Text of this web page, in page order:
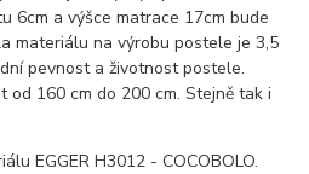
6cm a výšce matrace 17cm bude
materiálu na výrobu postele je 3,5
pevnost a životnost postele.
od 160 cm do 200 cm. Stejně tak i
EGGER H3012 - COCOBOLO.